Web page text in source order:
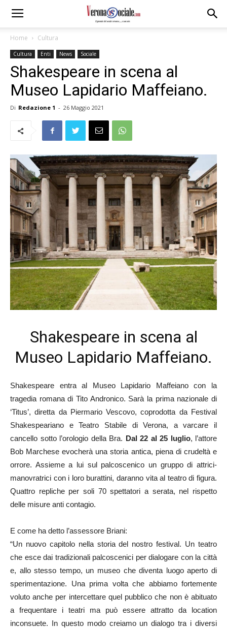
Home Cultura
Cultura Enti News Sociale
Shakespeare in scena al
Museo Lapidario Maffeiano.
Di Redazione 1 - 26 Maggio 2021
Shakespeare in scena al
Museo Lapidario Maffeiano.
Shakespeare entra al Museo Lapidario Maffeiano con la
tragedia romana di Tito Andronico. Sarà la prima nazionale di
‘Titus’, diretta da Piermario Vescovo, coprodotta da Festival
Shakespeariano e Teatro Stabile di Verona, a varcare il
cancello sotto l’orologio della Bra. Dal 22 al 25 luglio, l’attore
Bob Marchese evocherà una storia antica, piena di crudeltà e
orrore. Assieme a lui sul palcoscenico un gruppo di attrici-
manovratrici con i loro burattini, daranno vita al teatro di figura.
Quattro repliche per soli 70 spettatori a serata, nel rispetto
delle misure anti contagio.
E come ha detto l’assessore Briani:
“Un nuovo capitolo nella storia del nostro festival. Un teatro
che esce dai tradizionali palcoscenici per dialogare con la città
e, allo stesso tempo, un museo che diventa luogo aperto di
sperimentazione. Una prima volta che abbiamo fortemente
voluto anche per intercettare quel pubblico che non è abituato
a frequentare i teatri ma può essere attratto da location
inconsuete. In questo modo creiamo un dialogo tra i diversi